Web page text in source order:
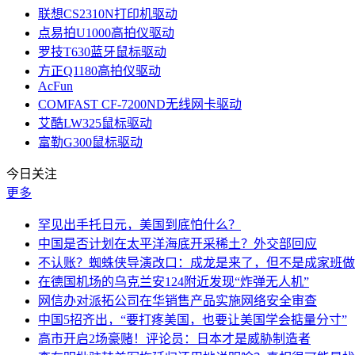
联想CS2310N打印机驱动
点易拍U1000高拍仪驱动
罗技T630蓝牙鼠标驱动
方正Q1180高拍仪驱动
AcFun
COMFAST CF-7200ND无线网卡驱动
艾酷LW325鼠标驱动
富勒G300鼠标驱动
今日关注
更多
罕见出手托日元，美国到底怕什么？
中国是否计划在太平洋海底开采稀土？外交部回应
不认账？蜘蛛侠导演改口：成龙是来了，但不是成家班
在德国机场的乌克兰安124附近发现“炸弹无人机”
网信办对派拓公司在华销售产品实施网络安全审查
中国5招齐出，“要打疼美国，也要让美国学会掂量分寸”
高市开启2场豪赌！评论员：日本才是威胁制造者